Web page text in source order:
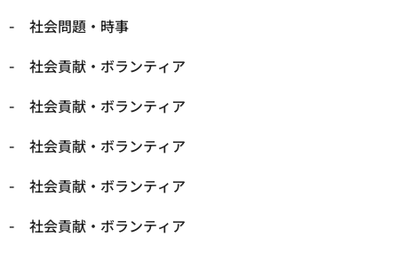
社会問題・時事
社会貢献・ボランティア
社会貢献・ボランティア
社会貢献・ボランティア
社会貢献・ボランティア
社会貢献・ボランティア